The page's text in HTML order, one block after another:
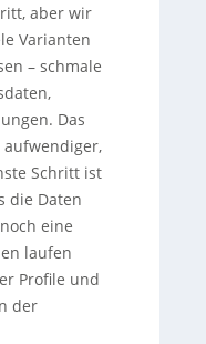
aber wir
Varianten
– schmale
Das
Schritt ist
die Daten
eine
laufen
Profile und
der